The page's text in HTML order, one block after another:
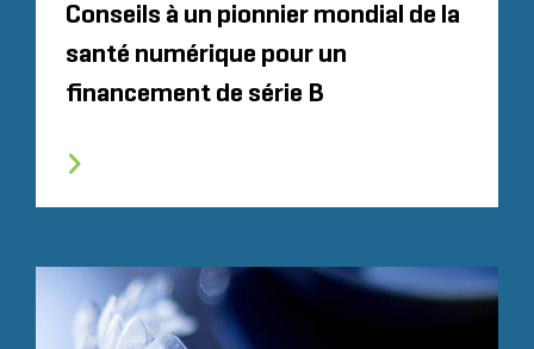
Conseils à un pionnier mondial de la
santé numérique pour un
financement de série B